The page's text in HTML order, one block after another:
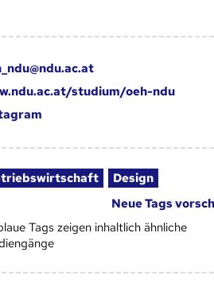
studium/oeh-ndu
Design
Neue Tags
Tags zeigen inhaltlich ähnliche